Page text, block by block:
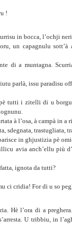
!
in bocca, l’ochji
un capagnulu
di a muntagna.
parlà, issu paradisu
tutti i zitelli di u borgu
à l’osa, à campà in a
sdegnata, trastugliata,
in ghjustizia pè
avia anch’ellu più
ignota da tutti?
ci cridia! For di u so
Hè l’ora di a
U tribbiu, in